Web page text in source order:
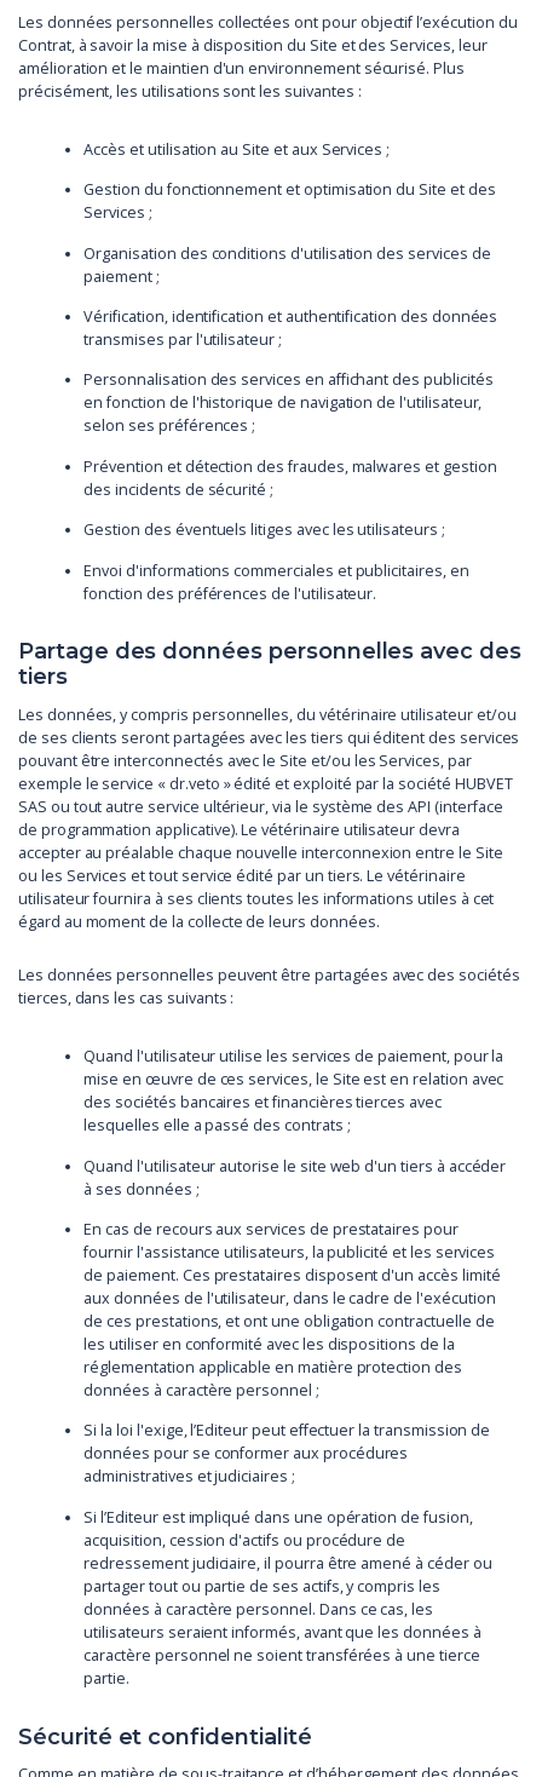
Les données personnelles collectées ont pour objectif l’exécution du
Contrat, à savoir la mise à disposition du Site et des Services, leur
amélioration et le maintien d'un environnement sécurisé. Plus
précisément, les utilisations sont les suivantes :
Accès et utilisation au Site et aux Services ;
Gestion du fonctionnement et optimisation du Site et des
Services ;
Organisation des conditions d'utilisation des services de
paiement ;
Vérification, identification et authentification des données
transmises par l'utilisateur ;
Personnalisation des services en affichant des publicités
en fonction de l'historique de navigation de l'utilisateur,
selon ses préférences ;
Prévention et détection des fraudes, malwares et gestion
des incidents de sécurité ;
Gestion des éventuels litiges avec les utilisateurs ;
Envoi d'informations commerciales et publicitaires, en
fonction des préférences de l'utilisateur.
Partage des données personnelles avec des
tiers
Les données, y compris personnelles, du vétérinaire utilisateur et/ou
de ses clients seront partagées avec les tiers qui éditent des services
pouvant être interconnectés avec le Site et/ou les Services, par
exemple le service « dr.veto » édité et exploité par la société HUBVET
SAS ou tout autre service ultérieur, via le système des API (interface
de programmation applicative). Le vétérinaire utilisateur devra
accepter au préalable chaque nouvelle interconnexion entre le Site
ou les Services et tout service édité par un tiers. Le vétérinaire
utilisateur fournira à ses clients toutes les informations utiles à cet
égard au moment de la collecte de leurs données.
Les données personnelles peuvent être partagées avec des sociétés
tierces, dans les cas suivants :
Quand l'utilisateur utilise les services de paiement, pour la
mise en œuvre de ces services, le Site est en relation avec
des sociétés bancaires et financières tierces avec
lesquelles elle a passé des contrats ;
Quand l'utilisateur autorise le site web d'un tiers à accéder
à ses données ;
En cas de recours aux services de prestataires pour
fournir l'assistance utilisateurs, la publicité et les services
de paiement. Ces prestataires disposent d'un accès limité
aux données de l'utilisateur, dans le cadre de l'exécution
de ces prestations, et ont une obligation contractuelle de
les utiliser en conformité avec les dispositions de la
réglementation applicable en matière protection des
données à caractère personnel ;
Si la loi l'exige, l’Editeur peut effectuer la transmission de
données pour se conformer aux procédures
administratives et judiciaires ;
Si l’Editeur est impliqué dans une opération de fusion,
acquisition, cession d'actifs ou procédure de
redressement judiciaire, il pourra être amené à céder ou
partager tout ou partie de ses actifs, y compris les
données à caractère personnel. Dans ce cas, les
utilisateurs seraient informés, avant que les données à
caractère personnel ne soient transférées à une tierce
partie.
Sécurité et confidentialité